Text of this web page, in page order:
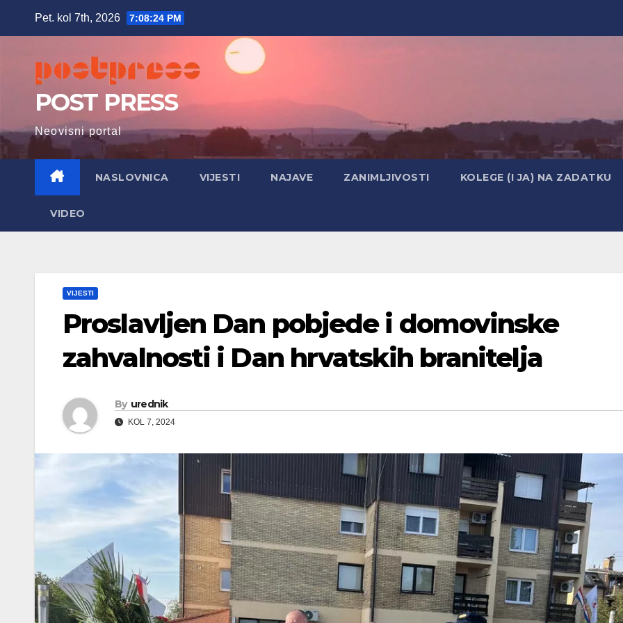
Pet. kol 7th, 2026 7:08:26 PM
POST PRESS
Neovisni portal
NASLOVNICA VIJESTI NAJAVE ZANIMLJIVOSTI KOLEGE (I JA) NA ZADATKU
VIDEO
VIJESTI
Proslavljen Dan pobjede i domovinske
zahvalnosti i Dan hrvatskih branitelja
By urednik
KOL 7, 2024